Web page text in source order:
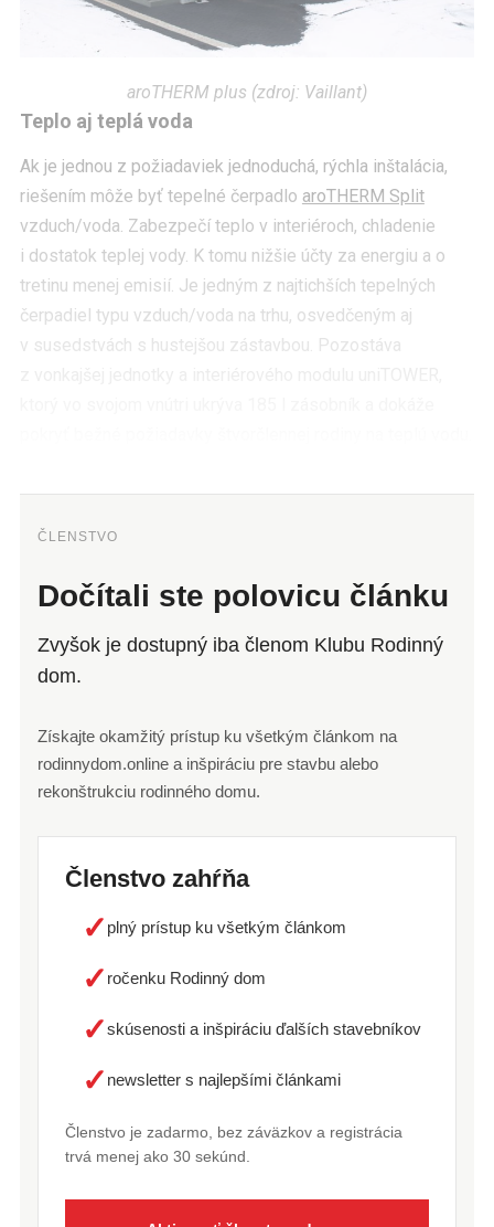
aroTHERM plus (zdroj: Vaillant)
Teplo aj teplá voda
Ak je jednou z požiadaviek jednoduchá, rýchla inštalácia,
riešením môže byť tepelné čerpadlo aroTHERM Split
vzduch/voda. Zabezpečí teplo v interiéroch, chladenie
i dostatok teplej vody. K tomu nižšie účty za energiu a o
tretinu menej emisií. Je jedným z najtichších tepelných
čerpadiel typu vzduch/voda na trhu, osvedčeným aj
v susedstvách s hustejšou zástavbou. Pozostáva
ČLENSTVO
Dočítali ste polovicu článku
Zvyšok je dostupný iba členom Klubu Rodinný
dom.
Získajte okamžitý prístup ku všetkým článkom na
rodinnydom.online a inšpiráciu pre stavbu alebo
rekonštrukciu rodinného domu.
Členstvo zahŕňa
✓ plný prístup ku všetkým článkom
✓ ročenku Rodinný dom
✓skúsenosti a inšpiráciu ďalších stavebníkov
✓ newsletter s najlepšími článkami
Členstvo je zadarmo, bez záväzkov a registrácia
trvá menej ako 30 sekúnd.